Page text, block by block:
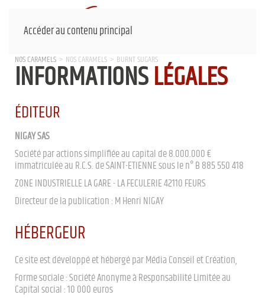
Accéder au contenu principal
NOS CARAMELS NOS CARAMELS BURNT SUGARS
INFORMATIONSLÉGALES
ÉDITEUR
NIGAY SAS
Société par actions simplifiée au capital de 8.000.000 €
immatriculée au R.C.S. de SAINT-ETIENNE sous le n° B 885 550 418
ZONE INDUSTRIELLE LA GARE - LA FECULERIE 42110 FEURS
Directeur de la publication : M Henri NIGAY
HÉBERGEUR
Ce site est développé et hébergé par Média Conseil et Création,
Forme sociale : Société Anonyme à Responsabilité Limitée au
Capital social : 10 000 euros